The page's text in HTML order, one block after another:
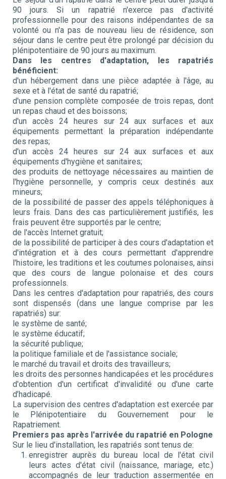
90 jours. Si un rapatrié n'exerce pas d'activité
professionnelle pour des raisons indépendantes de sa
volonté ou n'a pas de nouveau lieu de résidence, son
séjour dans le centre peut être prolongé par décision du
plénipotentiaire de 90 jours au maximum.
Dans les centres d'adaptation, les rapatriés
bénéficient:
d'un hébergement dans une pièce adaptée à l'âge, au
sexe et à l'état de santé du rapatrié;
d'une pension complète composée de trois repas, dont
un repas chaud et des boissons;
d'un accès 24 heures sur 24 aux surfaces et aux
équipements permettant la préparation indépendante
des repas;
d'un accès 24 heures sur 24 aux surfaces et aux
équipements d'hygiène et sanitaires;
des produits de nettoyage nécessaires au maintien de
l'hygiène personnelle, y compris ceux destinés aux
mineurs;
de la possibilité de passer des appels téléphoniques à
leurs frais. Dans des cas particulièrement justifiés, les
frais peuvent être supportés par le centre;
de l'accès Internet gratuit;
de la possibilité de participer à des cours d'adaptation et
d'intégration et à des cours permettant d'apprendre
l'histoire, les traditions et les coutumes polonaises, ainsi
que des cours de langue polonaise et des cours
professionnels.
Dans les centres d'adaptation pour rapatriés, des cours
sont dispensés (dans une langue comprise par les
rapatriés) sur:
le système de santé;
le système éducatif;
la sécurité publique;
la politique familiale et de l'assistance sociale;
le marché du travail et droits des travailleurs;
les droits des personnes handicapées et les procédures
d'obtention d'un certificat d'invalidité ou d'une carte
d’hadicapé.
La supervision des centres d'adaptation est exercée par
le Plénipotentiaire du Gouvernement pour le
Rapatriement.
Premiers pas après l'arrivée du rapatrié en Pologne
Sur le lieu d'installation, les rapatriés sont tenus de:
enregistrer auprès du bureau local de l'état civil
leurs actes d'état civil (naissance, mariage, etc.)
accompagnés de leur traduction assermentée en